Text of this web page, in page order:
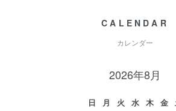
CALENDAR
カレンダー
2026年8月
日 月 火 水 木 金